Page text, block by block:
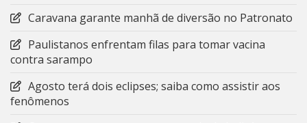
Caravana garante manhã de diversão no Patronato
Paulistanos enfrentam filas para tomar vacina
contra sarampo
Agosto terá dois eclipses; saiba como assistir aos
fenômenos